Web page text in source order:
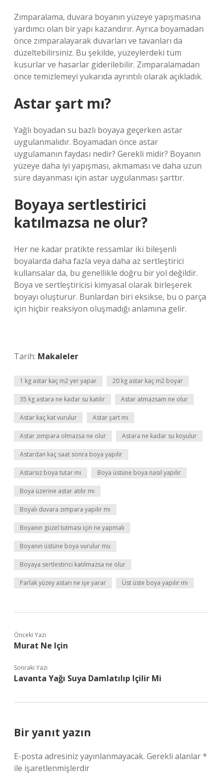
Zımparalama, duvara boyanın yüzeye yapışmasına
yardımcı olan bir yapı kazandırır. Ayrıca boyamadan
önce zımparalayarak duvarları ve tavanları da
düzeltebilirsiniz. Bu şekilde, yüzeylerdeki tüm
kusurlar ve hasarlar giderilebilir. Zımparalamadan
önce temizlemeyi yukarıda ayrıntılı olarak açıkladık.
Astar şart mı?
Yağlı boyadan su bazlı boyaya geçerken astar
uygulanmalıdır. Boyamadan önce astar
uygulamanın faydası nedir? Gerekli midir? Boyanın
yüzeye daha iyi yapışması, akmaması ve daha uzun
süre dayanması için astar uygulanması şarttır.
Boyaya sertlestirici
katılmazsa ne olur?
Her ne kadar pratikte ressamlar iki bileşenli
boyalarda daha fazla veya daha az sertleştirici
kullansalar da, bu genellikle doğru bir yol değildir.
Boya ve sertleştiricisi kimyasal olarak birleşerek
boyayı oluşturur. Bunlardan biri eksikse, bu o parça
için hiçbir reaksiyon oluşmadığı anlamına gelir.
Tarih: Makaleler
1 kg astar kaç m2 yer yapar 20 kg astar kaç m2 boyar
35 kg astara ne kadar su katılır Astar atmazsam ne olur
Astar kaç kat vurulur Astar şart mı
Astar zımpara olmazsa ne olur Astara ne kadar su koyulur
Astardan kaç saat sonra boya yapılır
Astarsız boya tutar mı Boya üstüne boya nasıl yapılır
Boya üzerine astar atılır mı
Boyalı duvara zımpara yapılır mı
Boyanın güzel tutması için ne yapmalı
Boyanın üstüne boya vurulur mu
Boyaya sertlestirici katılmazsa ne olur
Parlak yüzey astarı ne işe yarar Üst üste boya yapılır mı
Önceki Yazı
Murat Ne Için
Sonraki Yazı
Lavanta Yağı Suya Damlatılıp Içilir Mi
Bir yanıt yazın
E-posta adresiniz yayınlanmayacak. Gerekli alanlar*
ile işaretlenmişlerdir